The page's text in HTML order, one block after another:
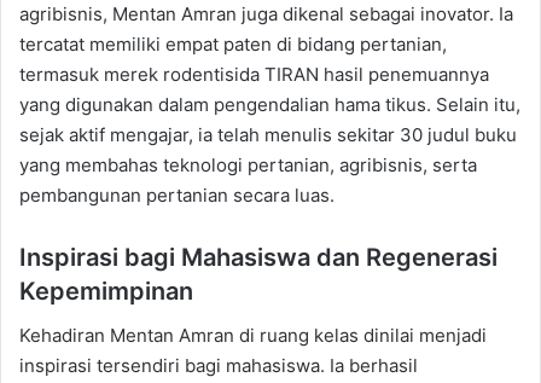
agribisnis, Mentan Amran juga dikenal sebagai inovator. Ia
tercatat memiliki empat paten di bidang pertanian,
termasuk merek rodentisida TIRAN hasil penemuannya
yang digunakan dalam pengendalian hama tikus. Selain itu,
sejak aktif mengajar, ia telah menulis sekitar 30 judul buku
yang membahas teknologi pertanian, agribisnis, serta
pembangunan pertanian secara luas.
Inspirasi bagi Mahasiswa dan Regenerasi
Kepemimpinan
Kehadiran Mentan Amran di ruang kelas dinilai menjadi
inspirasi tersendiri bagi mahasiswa. Ia berhasil